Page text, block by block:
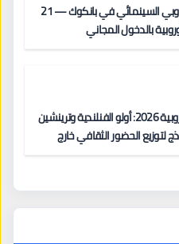
مهرجان الاتحاد الأوروبي السينمائي في بانكوك — 21
عاصمتا الثقافة الأوروبية 2026: أولو الفنلندية وترينشين
الحضور الثقافي خارج